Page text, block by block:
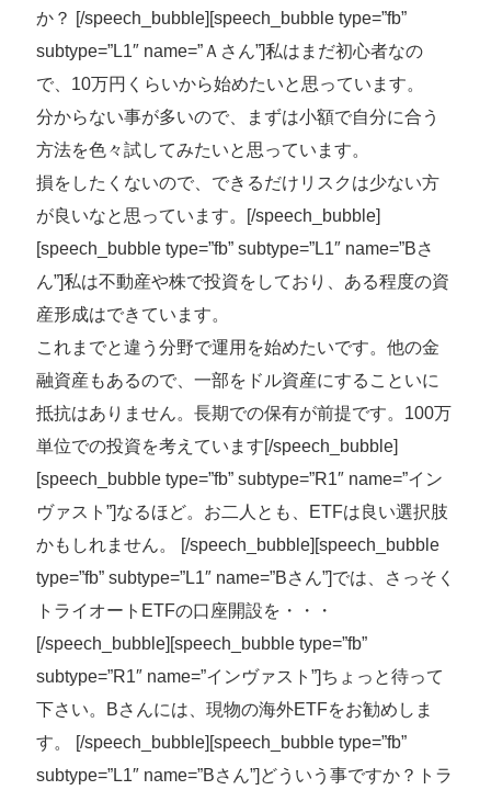
か？ [/speech_bubble][speech_bubble type=”fb”
subtype=”L1″ name=”Ａさん”]私はまだ初心者なの
で、10万円くらいから始めたいと思っています。
分からない事が多いので、まずは小額で自分に合う
方法を色々試してみたいと思っています。
損をしたくないので、できるだけリスクは少ない方
が良いなと思っています。
[/speech_bubble]
[speech_bubble type=”fb” subtype=”L1″ name=”Bさ
ん”]私は不動産や株で投資をしており、ある程度の資
産形成はできています。
これまでと違う分野で運用を始めたいです。他の金
融資産もあるので、一部をドル資産にすることいに
抵抗はありません。長期での保有が前提です。100万
単位での投資を考えています[/speech_bubble]
[speech_bubble type=”fb” subtype=”R1″ name=”イン
ヴァスト”]なるほど。お二人とも、ETFは良い選択肢
かもしれません。 [/speech_bubble][speech_bubble
type=”fb” subtype=”L1″ name=”Bさん”]では、さっそく
トライオートETFの口座開設を・・・
[/speech_bubble][speech_bubble type=”fb”
subtype=”R1″ name=”インヴァスト”]ちょっと待って
下さい。Bさんには、現物の海外ETFをお勧めしま
す。 [/speech_bubble][speech_bubble type=”fb”
subtype=”L1″ name=”Bさん”]どういう事ですか？トラ